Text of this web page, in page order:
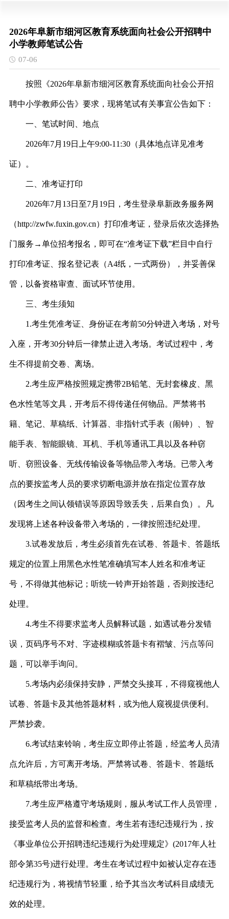
2026年阜新市细河区教育系统面向社会公开招聘中
小学教师笔试公告
07-06
按照《2026年阜新市细河区教育系统面向社会公开招
聘中小学教师公告》要求，现将笔试有关事宜公告如下：
一、笔试时间、地点
2026年7月 19日上午9:00-11:30（具体地点详见准考
证）。
二、准考证打印
2026年7月 13日至7月 19日 ， 考生登录阜新政务服务网
（http://zwfw.fuxin.gov.cn）打印准考证，登录后依次选择热
门服务→单位招考报名，即可在“准考证下载”栏目中自行
打印准考证、报名登记表（A4纸，一式两份），并妥善保
管，以备资格审查、面试环节使用。
三、考生须知
1.考生凭准考证、身份证在考前50分钟进入考场，对号
入座，开考30分钟后一律禁止进入考场。考试过程中，考
生不得提前交卷、离场。
2.考生应严格按照规定携带2B铅笔、 无封套橡皮、黑
色水性笔等文具，开考后不得传递任何物品。严禁将书
籍、笔记、草稿纸、计算器、非指针式手表（闹钟）、智
能手表、 智能眼镜、 耳机、手机等通讯工具以及各种窃
听、窃照设备、无线传输设备等物品带入考场。 已带入考
点的要按监考人员的要求切断电源并放在指定位置存放
（因考生之间认领错误等原因导致丢失，后果自负）。凡
发现将上述各种设备带入考场的，一律按照违纪处理。
3.试卷发放后，考生必须首先在试卷、答题卡、 答题纸
规定的位置上用黑色水性笔准确填写本人姓名和准考证
号，不得做其他标记；听统一铃声开始答题，否则按违纪
处理。
4.考生不得要求监考人员解释试题，如遇试卷分发错
误，页码序号不对、字迹模糊或答题卡有褶皱、污点等问
题，可以举手询问。
5.考场内必须保持安静，严禁交头接耳，不得窥视他人
试卷、答题卡及其他答题材料，或为他人窥视提供便利。
严禁抄袭。
6.考试结束铃响，考生应立即停止答题，经监考人员清
点允许后，方可离开考场。严禁将试卷、答题卡、答题纸
和草稿纸带出考场。
7.考生应严格遵守考场规则，服从考试工作人员管理，
接受监考人员的监督和检查。考生若有违纪违规行为，按
《事业单位公开招聘违纪违规行为处理规定》 (2017年人社
部令第35号)进行处理。考生在考试过程中如被认定存在违
纪违规行为，将视情节轻重，给予其当次考试科目成绩无
效的处理。